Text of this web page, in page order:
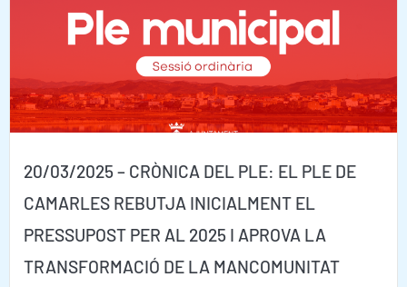
20/03/2025 – CRÒNICA DEL PLE: EL PLE DE
CAMARLES REBUTJA INICIALMENT EL
PRESSUPOST PER AL 2025 I APROVA LA
TRANSFORMACIÓ DE LA MANCOMUNITAT